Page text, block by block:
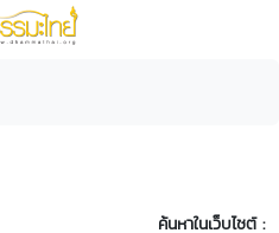
ค้นหาในเว็บไซต์ :